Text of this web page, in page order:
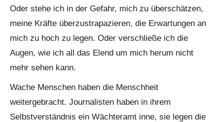
Oder stehe ich in der Gefahr, mich zu überschätzen,
meine Kräfte überzustrapazieren, die Erwartungen an
mich zu hoch zu legen. Oder verschließe ich die
Augen, wie ich all das Elend um mich herum nicht
mehr sehen kann.
Wache Menschen haben die Menschheit
weitergebracht. Journalisten haben in ihrem
Selbstverständnis ein Wächteramt inne, sie legen die